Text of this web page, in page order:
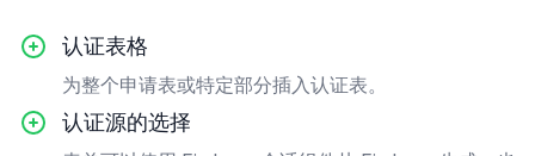
认证表格
为整个申请表或特定部分插入认证表。
认证源的选择